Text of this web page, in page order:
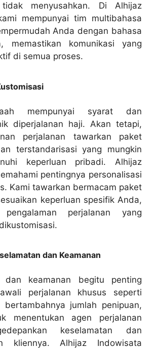
menyusahkan. Di Alhijaz
mempunyai tim multibahasa
Anda dengan bahasa
memastikan komunikasi yang
di semua proses.
mempunyai syarat dan
diperjalanan haji. Akan tetapi,
perjalanan tawarkan paket
terstandarisasi yang mungkin
keperluan pribadi. Alhijaz
pentingnya personalisasi
Kami tawarkan bermacam paket
keperluan spesifik Anda,
pengalaman perjalanan yang
dan Keamanan
dan keamanan begitu penting
perjalanan khusus seperti
bertambahnya jumlah penipuan,
menentukan agen perjalanan
keselamatan dan
kliennya. Alhijaz Indowisata